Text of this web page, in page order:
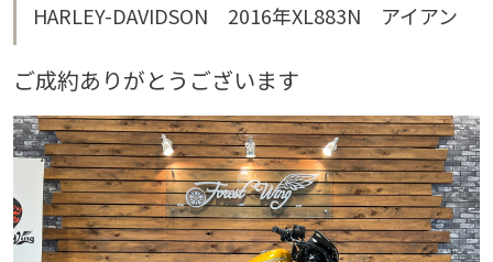
HARLEY-DAVIDSON 2016年XL883N アイアン
ご成約ありがとうございます